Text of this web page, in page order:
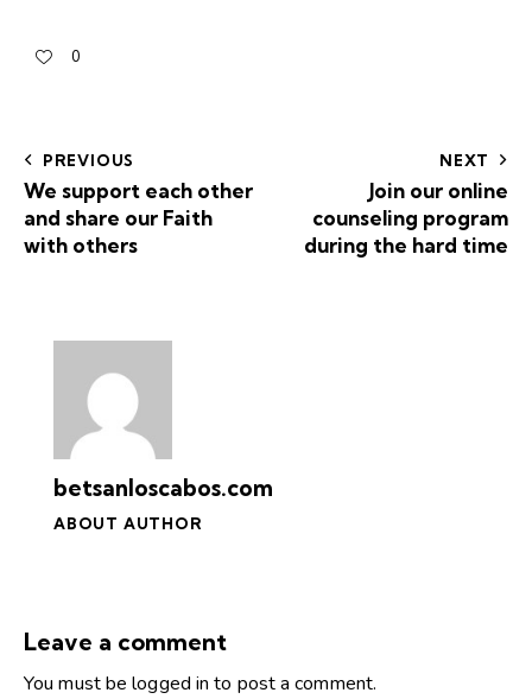
0
PREVIOUS
We support each other
and share our Faith
with others
NEXT
Join our online
counseling program
during the hard time
betsanloscabos.com
ABOUT AUTHOR
Leave a comment
You must belogged in to post a comment.